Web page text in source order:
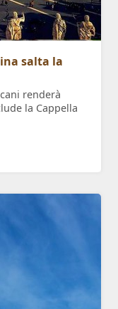
salta la
renderà
la Cappella